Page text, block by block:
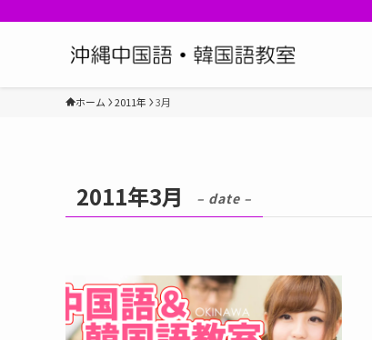
ホーム 2011年 3月
2011年3月 – date –